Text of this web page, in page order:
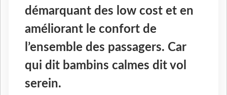
démarquant des low cost et en
améliorant le confort de
l’ensemble des passagers. Car
qui dit bambins calmes dit vol
serein.